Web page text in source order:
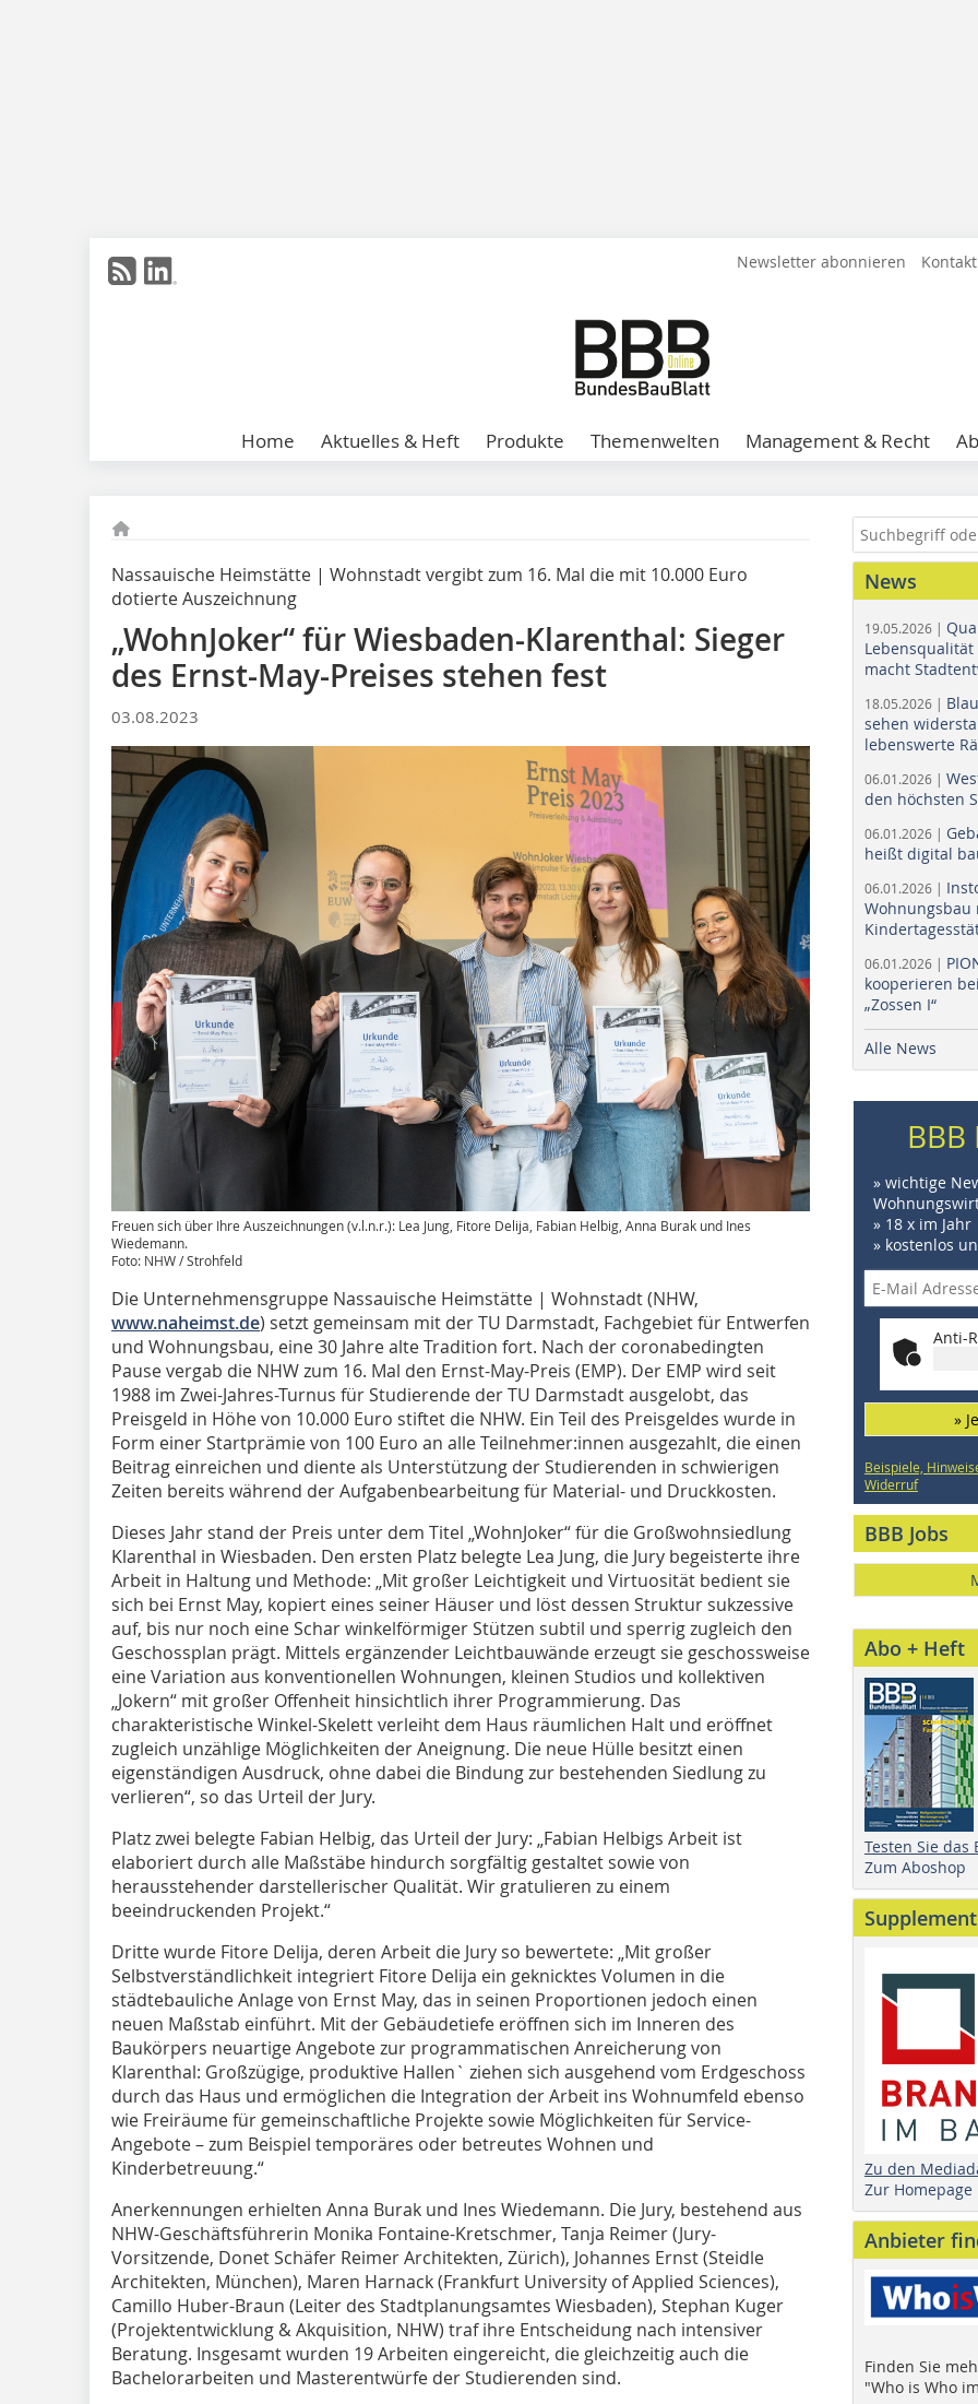
Newsletter abonnieren
Home Aktuelles & Heft Produkte Themenwelten Management & Recht
Nassauische Heimstätte | Wohnstadt vergibt zum 16. Mal die mit 10.000 Euro
dotierte Auszeichnung
„WohnJoker“ für Wiesbaden-Klarenthal: Sieger
des Ernst-May-Preises stehen fest
03.08.2023
Freuen sich über Ihre Auszeichnungen (v.l.n.r.): Lea Jung, Fitore Delija, Fabian Helbig, Anna Burak und Ines
Wiedemann.
Foto: NHW / Strohfeld
Die Unternehmensgruppe Nassauische Heimstätte | Wohnstadt (NHW,
www.naheimst.de) setzt gemeinsam mit der TU Darmstadt, Fachgebiet für Entwerfen
und Wohnungsbau, eine 30 Jahre alte Tradition fort. Nach der coronabedingten
Pause vergab die NHW zum 16. Mal den Ernst-May-Preis (EMP). Der EMP wird seit
1988 im Zwei-Jahres-Turnus für Studierende der TU Darmstadt ausgelobt, das
Preisgeld in Höhe von 10.000 Euro stiftet die NHW. Ein Teil des Preisgeldes wurde in
Form einer Startprämie von 100 Euro an alle Teilnehmer:innen ausgezahlt, die einen
Beitrag einreichen und diente als Unterstützung der Studierenden in schwierigen
Zeiten bereits während der Aufgabenbearbeitung für Material- und Druckkosten.
Dieses Jahr stand der Preis unter dem Titel „WohnJoker“ für die Großwohnsiedlung
Klarenthal in Wiesbaden. Den ersten Platz belegte Lea Jung, die Jury begeisterte ihre
Arbeit in Haltung und Methode: „Mit großer Leichtigkeit und Virtuosität bedient sie
sich bei Ernst May, kopiert eines seiner Häuser und löst dessen Struktur sukzessive
auf, bis nur noch eine Schar winkelförmiger Stützen subtil und sperrig zugleich den
Geschossplan prägt. Mittels ergänzender Leichtbauwände erzeugt sie geschossweise
eine Variation aus konventionellen Wohnungen, kleinen Studios und kollektiven
„Jokern“ mit großer Offenheit hinsichtlich ihrer Programmierung. Das
charakteristische Winkel-Skelett verleiht dem Haus räumlichen Halt und eröffnet
zugleich unzählige Möglichkeiten der Aneignung. Die neue Hülle besitzt einen
eigenständigen Ausdruck, ohne dabei die Bindung zur bestehenden Siedlung zu
verlieren“, so das Urteil der Jury.
Platz zwei belegte Fabian Helbig, das Urteil der Jury: „Fabian Helbigs Arbeit ist
elaboriert durch alle Maßstäbe hindurch sorgfältig gestaltet sowie von
herausstehender darstellerischer Qualität. Wir gratulieren zu einem
beeindruckenden Projekt.“
Dritte wurde Fitore Delija, deren Arbeit die Jury so bewertete: „Mit großer
Selbstverständlichkeit integriert Fitore Delija ein geknicktes Volumen in die
städtebauliche Anlage von Ernst May, das in seinen Proportionen jedoch einen
neuen Maßstab einführt. Mit der Gebäudetiefe eröffnen sich im Inneren des
Baukörpers neuartige Angebote zur programmatischen Anreicherung von
Klarenthal: Großzügige, produktive Hallen` ziehen sich ausgehend vom Erdgeschoss
durch das Haus und ermöglichen die Integration der Arbeit ins Wohnumfeld ebenso
wie Freiräume für gemeinschaftliche Projekte sowie Möglichkeiten für Service-
Angebote – zum Beispiel temporäres oder betreutes Wohnen und
Kinderbetreuung.“
Anerkennungen erhielten Anna Burak und Ines Wiedemann. Die Jury, bestehend aus
NHW-Geschäftsführerin Monika Fontaine-Kretschmer, Tanja Reimer (Jury-
Vorsitzende, Donet Schäfer Reimer Architekten, Zürich), Johannes Ernst (Steidle
Architekten, München), Maren Harnack (Frankfurt University of Applied Sciences),
Camillo Huber-Braun (Leiter des Stadtplanungsamtes Wiesbaden), Stephan Kuger
(Projektentwicklung & Akquisition, NHW) traf ihre Entscheidung nach intensiver
Beratung. Insgesamt wurden 19 Arbeiten eingereicht, die gleichzeitig auch die
Bachelorarbeiten und Masterentwürfe der Studierenden sind.
News
19.05.2026 |
macht
18.05.2026 |
sehen
lebenswerte
06.01.2026 |
den höchsten
06.01.2026 |
heißt digital
06.01.2026 |
Wohnungsbau
06.01.2026 |
kooperieren
„Zossen I“
Alle News
» wichtige
» 18 x im Jahr
» kostenlos
Anti-
»
Beispiele,
Widerruf
BBB Jobs
Abo + Heft
Testen Sie das
Zum Aboshop
Supplement
Zu den
Zur Homepage
Anbieter
Finden Sie
"Who is Who